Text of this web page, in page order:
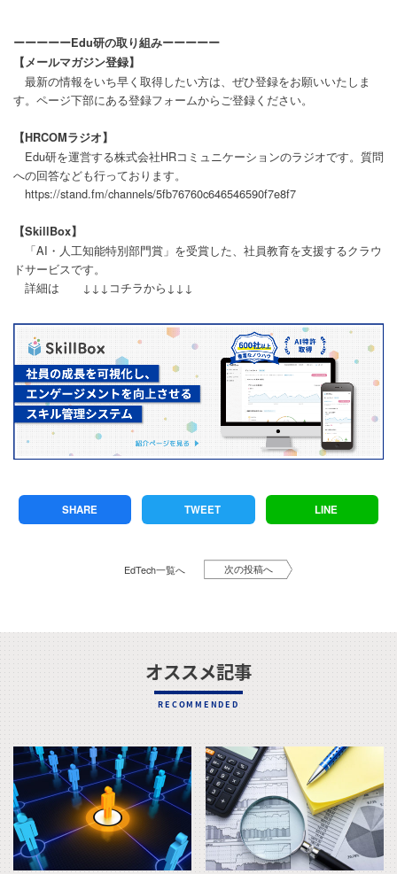
ーーーーーEdu研の取り組みーーーーー
【メールマガジン登録】
最新の情報をいち早く取得したい方は、ぜひ登録をお願いいたしま
す。ページ下部にある登録フォームからご登録ください。
【HRCOMラジオ】
Edu研を運営する株式会社HRコミュニケーションのラジオです。質問
への回答なども行っております。
https://stand.fm/channels/5fb76760c646546590f7e8f7
【SkillBox】
「AI・人工知能特別部門賞」を受賞した、社員教育を支援するクラウ
ドサービスです。
詳細は ↓↓↓コチラから↓↓↓
SHARE TWEET LINE
EdTech一覧へ 次の投稿へ
オススメ記事
RECOMMENDED